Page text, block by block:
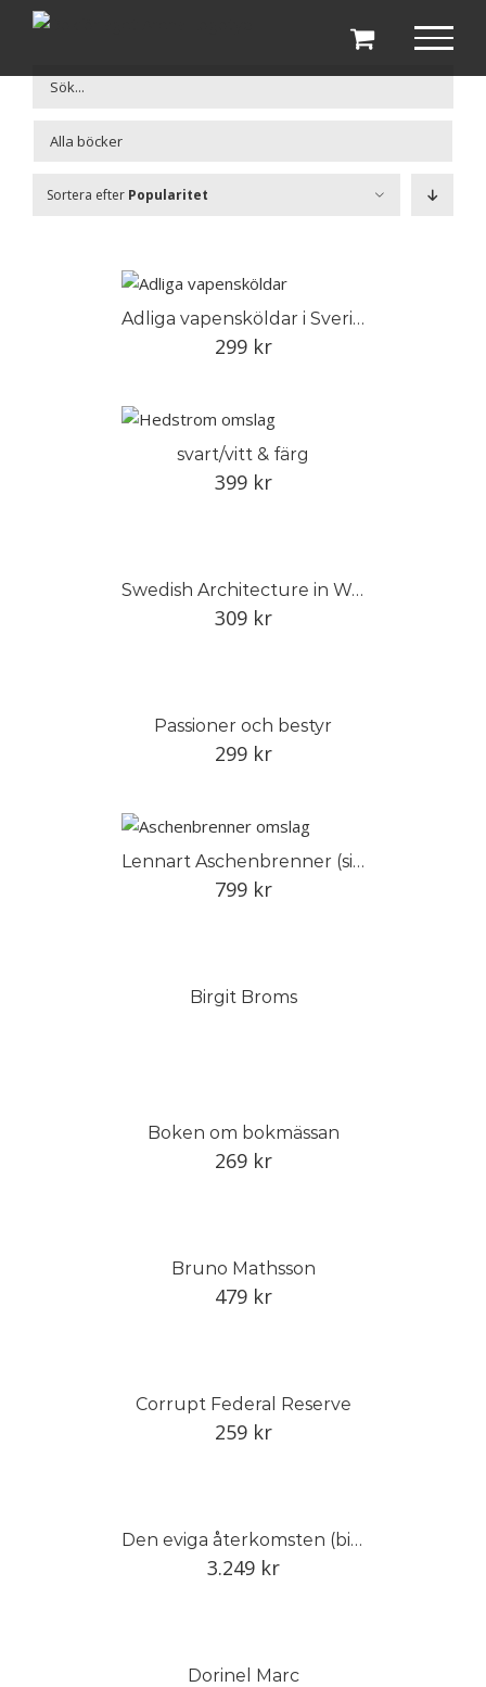
Fortsätt
Sortera efter Popularitet
Adliga vapensköldar i Sverige
299 kr
svart/vitt & färg
399 kr
Swedish Architecture in Wood
309 kr
Passioner och bestyr
299 kr
Lennart Aschenbrenner (signerade ex)
799 kr
Birgit Broms
Boken om bokmässan
269 kr
Bruno Mathsson
479 kr
Corrupt Federal Reserve
259 kr
Den eviga återkomsten (bibliofil)
3.249 kr
Dorinel Marc